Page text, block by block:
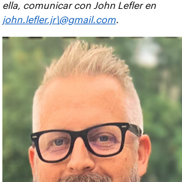
ella, comunicar con John Lefler en
john.lefler.jr\@gmail.com.